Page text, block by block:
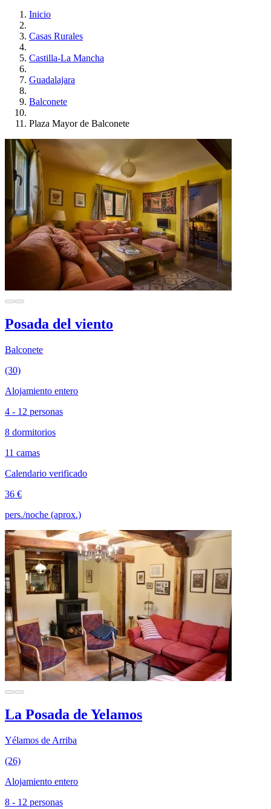
Inicio
Casas Rurales
Castilla-La Mancha
Guadalajara
Balconete
Plaza Mayor de Balconete
Posada del viento
Balconete
(30)
Alojamiento entero
4 - 12 personas
8 dormitorios
11 camas
Calendario verificado
36 €
pers./noche (aprox.)
La Posada de Yelamos
Yélamos de Arriba
(26)
Alojamiento entero
8 - 12 personas